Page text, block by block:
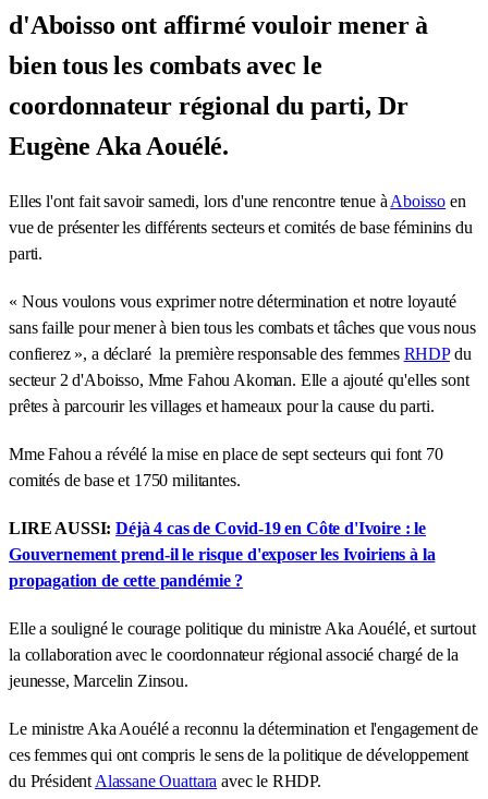
d'Aboisso ont affirmé vouloir mener à
bien tous les combats avec le
coordonnateur régional du parti, Dr
Eugène Aka Aouélé.
Elles l'ont fait savoir samedi, lors d'une rencontre tenue à Aboisso en
vue de présenter les différents secteurs et comités de base féminins du
parti.
« Nous voulons vous exprimer notre détermination et notre loyauté
sans faille pour mener à bien tous les combats et tâches que vous nous
confierez », a déclaré la première responsable des femmes RHDPdu
secteur 2 d'Aboisso, Mme Fahou Akoman. Elle a ajouté qu'elles sont
prêtes à parcourir les villages et hameaux pour la cause du parti.
Mme Fahou a révélé la mise en place de sept secteurs qui font 70
comités de base et 1750 militantes.
LIRE AUSSI:Déjà 4 cas de Covid-19 en Côte d'Ivoire : le
Gouvernement prend-il le risque d'exposer les Ivoiriens à la
propagation de cette pandémie ?
Elle a souligné le courage politique du ministre Aka Aouélé, et surtout
la collaboration avec le coordonnateur régional associé chargé de la
jeunesse, Marcelin Zinsou.
Le ministre Aka Aouélé a reconnu la détermination et l'engagement de
ces femmes qui ont compris le sens de la politique de développement
du Président Alassane Ouattara avec le RHDP.